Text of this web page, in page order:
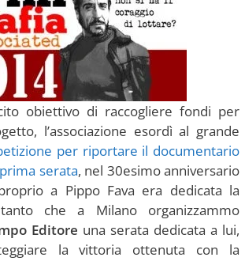
obiettivo di raccogliere fondi per
l’associazione esordì al grande
per riportare il documentario
serata, nel 30esimo anniversario
a Pippo Fava era dedicata la
che a Milano organizzammo
Editore una serata dedicata a lui,
la vittoria ottenuta con la